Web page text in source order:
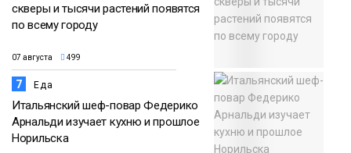
скверы и тысячи растений появятся
по всему городу
07 августа 499
7 Еда
Итальянский шеф-повар Федерико
Арнальди изучает кухню и прошлое
Норильска